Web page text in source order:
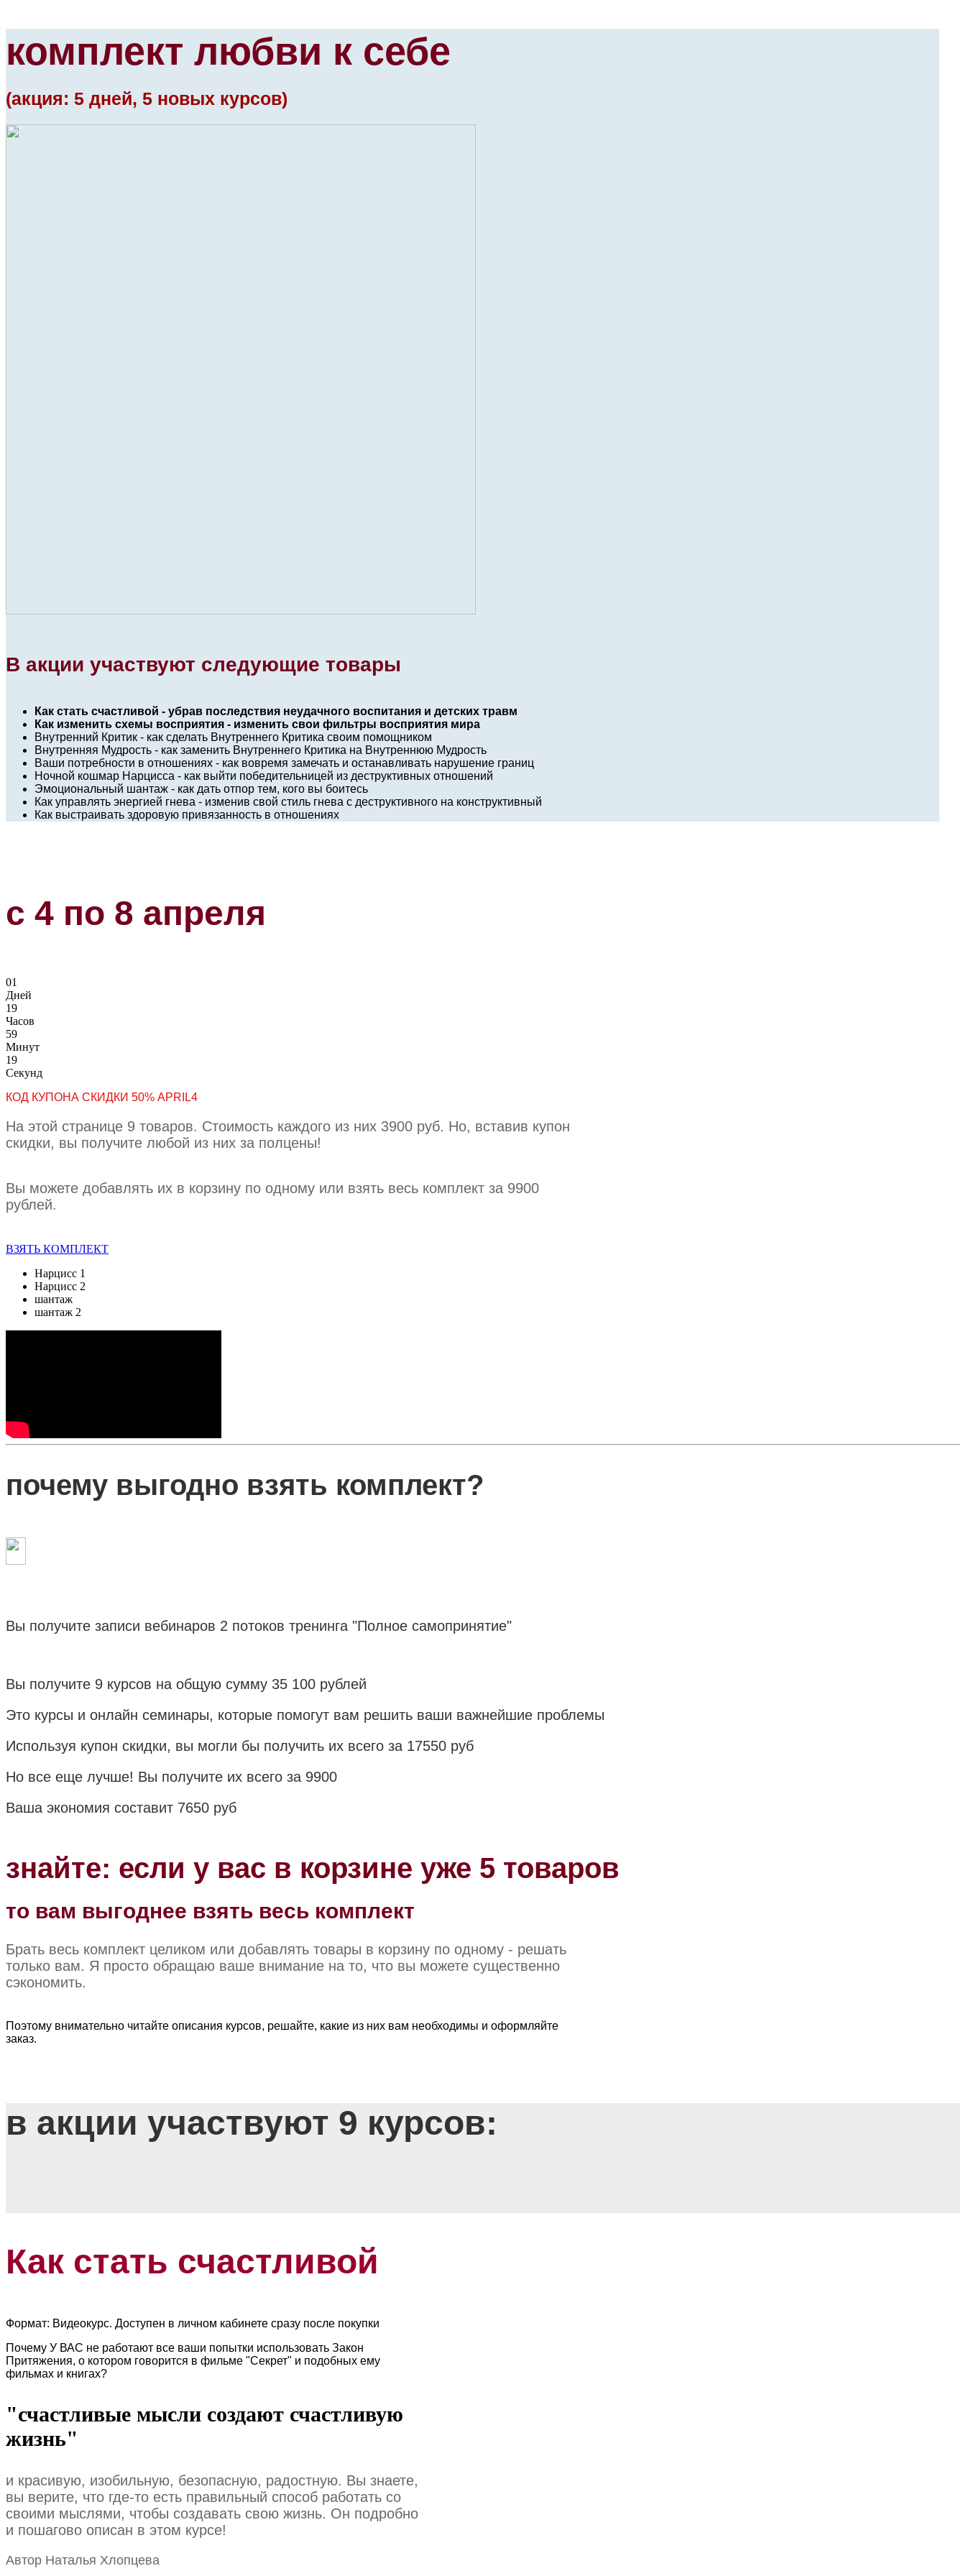
комплект любви к себе
(акция: 5 дней, 5 новых курсов)
В акции участвуют следующие товары
Как стать счастливой - убрав последствия неудачного воспитания и детских травм
Как изменить схемы восприятия - изменить свои фильтры восприятия мира
Внутренний Критик - как сделать Внутреннего Критика своим помощником
Внутренняя Мудрость - как заменить Внутреннего Критика на Внутреннюю Мудрость
Ваши потребности в отношениях - как вовремя замечать и останавливать нарушение границ
Ночной кошмар Нарцисса - как выйти победительницей из деструктивных отношений
Эмоциональный шантаж - как дать отпор тем, кого вы боитесь
Как управлять энергией гнева - изменив свой стиль гнева с деструктивного на конструктивный
Как выстраивать здоровую привязанность в отношениях
с 4 по 8 апреля
01
Дней
19
Часов
59
Минут
19
Секунд
КОД КУПОНА СКИДКИ 50% APRIL4
На этой странице 9 товаров. Стоимость каждого из них 3900 руб. Но, вставив купон
скидки, вы получите любой из них за полцены!
Вы можете добавлять их в корзину по одному или взять весь комплект за 9900
рублей.
ВЗЯТЬ КОМПЛЕКТ
Нарцисс 1
Нарцисс 2
шантаж
шантаж 2
почему выгодно взять комплект?
Вы получите записи вебинаров 2 потоков тренинга "Полное самопринятие"
Вы получите 9 курсов на общую сумму 35 100 рублей
Это курсы и онлайн семинары, которые помогут вам решить ваши важнейшие проблемы
Используя купон скидки, вы могли бы получить их всего за 17550 руб
Но все еще лучше! Вы получите их всего за 9900
Ваша экономия составит 7650 руб
знайте: если у вас в корзине уже 5 товаров
то вам выгоднее взять весь комплект
Брать весь комплект целиком или добавлять товары в корзину по одному - решать
только вам. Я просто обращаю ваше внимание на то, что вы можете существенно
сэкономить.
Поэтому внимательно читайте описания курсов, решайте, какие из них вам необходимы и оформляйте
заказ.
в акции участвуют 9 курсов:
Как стать счастливой
Формат: Видеокурс. Доступен в личном кабинете сразу после покупки
Почему У ВАС не работают все ваши попытки использовать Закон
Притяжения, о котором говорится в фильме "Секрет" и подобных ему
фильмах и книгах?
"счастливые мысли создают счастливую
жизнь"
и красивую, изобильную, безопасную, радостную. Вы знаете,
вы верите, что где-то есть правильный способ работать со
своими мыслями, чтобы создавать свою жизнь. Он подробно
и пошагово описан в этом курсе!
Автор Наталья Хлопцева